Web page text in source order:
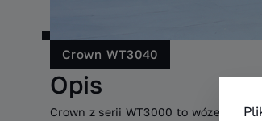
Crown WT3040
Opis
Crown z serii WT3000 to wózek